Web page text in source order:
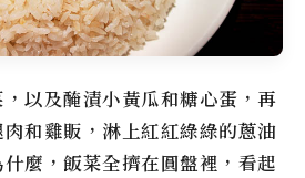
以及醃漬小黃瓜和糖心蛋，再
和雞販，淋上紅紅綠綠的蔥油
麼，飯菜全擠在圓盤裡，看起